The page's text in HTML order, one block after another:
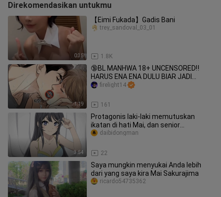
Direkomendasikan untukmu
0:35
【Eimi Fukada】Gadis Bani
1.8K
trey_sandoval_03_01
1:19
🔞BL MANHWA 18+ UNCENSORED‼️
HARUS ENA ENA DULU BIAR JADI
CHAMPION?
161
firelight14
3:54
Protagonis laki-laki memutuskan
ikatan di hati Mai, dan senior
mengambil inisiatif untuk mengencani
22
daibidongman
Saya mungkin menyukai Anda lebih
dari yang saya kira Mai Sakurajima
ricardo54735362